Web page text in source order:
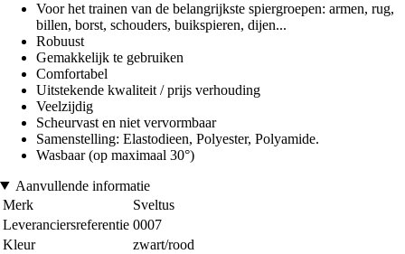
Voor het trainen van de belangrijkste spiergroepen: armen, rug,
billen, borst, schouders, buikspieren, dijen...
Robuust
Gemakkelijk te gebruiken
Comfortabel
Uitstekende kwaliteit / prijs verhouding
Veelzijdig
Scheurvast en niet vervormbaar
Samenstelling: Elastodieen, Polyester, Polyamide.
Wasbaar (op maximaal 30°)
Aanvullende informatie
Merk
Sveltus
Leveranciersreferentie 0007
Kleur
zwart/rood